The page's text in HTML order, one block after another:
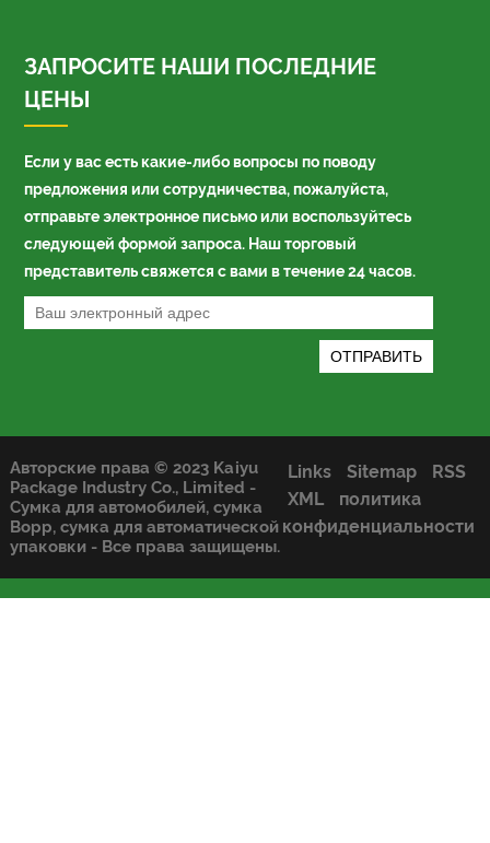
ЗАПРОСИТЕ НАШИ ПОСЛЕДНИЕ
ЦЕНЫ
Если у вас есть какие-либо вопросы по поводу
предложения или сотрудничества, пожалуйста,
отправьте электронное письмо или воспользуйтесь
следующей формой запроса. Наш торговый
представитель свяжется с вами в течение 24 часов.
Авторские права © 2023 Kaiyu
Package Industry Co., Limited -
Сумка для автомобилей, сумка
Bopp, сумка для автоматической
упаковки - Все права защищены.
Links Sitemap
RSS
XML
политика
конфиденциальности